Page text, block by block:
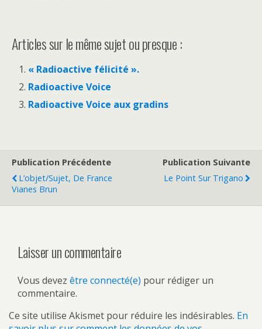
Articles sur le même sujet ou presque :
« Radioactive félicité ».
Radioactive Voice
Radioactive Voice aux gradins
Publication Précédente
L’objet/sujet, De France
Vianes Brun
Publication Suivante
Le Point Sur Trigano
Laisser un commentaire
Vous devez être connecté(e) pour rédiger un
commentaire.
Ce site utilise Akismet pour réduire les indésirables. En